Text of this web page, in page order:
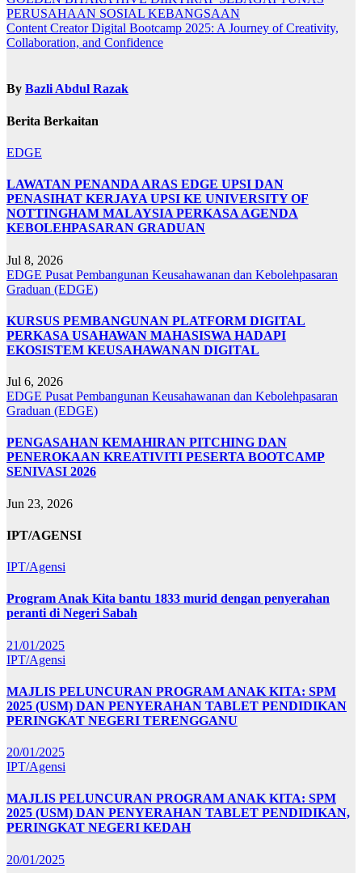
PERUSAHAAN SOSIAL KEBANGSAAN
Content Creator Digital Bootcamp 2025: A Journey of Creativity,
Collaboration, and Confidence
By Bazli Abdul Razak
Berita Berkaitan
EDGE
LAWATAN PENANDA ARAS EDGE UPSI DAN
PENASIHAT KERJAYA UPSI KE UNIVERSITY OF
NOTTINGHAM MALAYSIA PERKASA AGENDA
KEBOLEHPASARAN GRADUAN
Jul 8, 2026
EDGE Pusat Pembangunan Keusahawanan dan Kebolehpasaran
Graduan (EDGE)
KURSUS PEMBANGUNAN PLATFORM DIGITAL
PERKASA USAHAWAN MAHASISWA HADAPI
EKOSISTEM KEUSAHAWANAN DIGITAL
Jul 6, 2026
EDGE Pusat Pembangunan Keusahawanan dan Kebolehpasaran
Graduan (EDGE)
PENGASAHAN KEMAHIRAN PITCHING DAN
PENEROKAAN KREATIVITI PESERTA BOOTCAMP
SENIVASI 2026
Jun 23, 2026
IPT/AGENSI
IPT/Agensi
Program Anak Kita bantu 1833 murid dengan penyerahan
peranti di Negeri Sabah
21/01/2025
IPT/Agensi
MAJLIS PELUNCURAN PROGRAM ANAK KITA: SPM
2025 (USM) DAN PENYERAHAN TABLET PENDIDIKAN
PERINGKAT NEGERI TERENGGANU
20/01/2025
IPT/Agensi
MAJLIS PELUNCURAN PROGRAM ANAK KITA: SPM
2025 (USM) DAN PENYERAHAN TABLET PENDIDIKAN,
PERINGKAT NEGERI KEDAH
20/01/2025